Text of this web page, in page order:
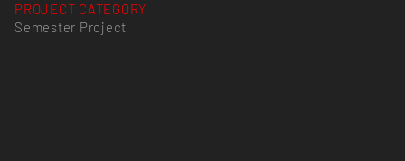
PROJECT CATEGORY
Semester Project